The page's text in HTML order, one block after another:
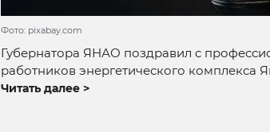
Фото: pixabay.com
Губернатора ЯНАО поздравил с
работников энергетического комплекса
Читать далее >